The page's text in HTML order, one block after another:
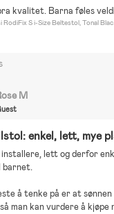
kvalitet. Barna føles
RodiFix S i-Size Beltestol, Tonal
M
enkel, lett, mye
installere, lett og derfor
barnet.
å tenke på er at
så man kan vurdere å